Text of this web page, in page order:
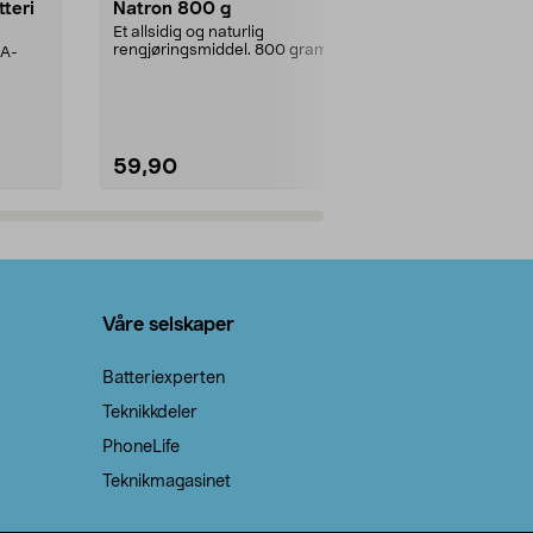
Natron 800 g
Et allsidig og naturlig
rengjøringsmiddel. 800 gram
59,90
Våre selskaper
Batteriexperten
Teknikkdeler
PhoneLife
Teknikmagasinet